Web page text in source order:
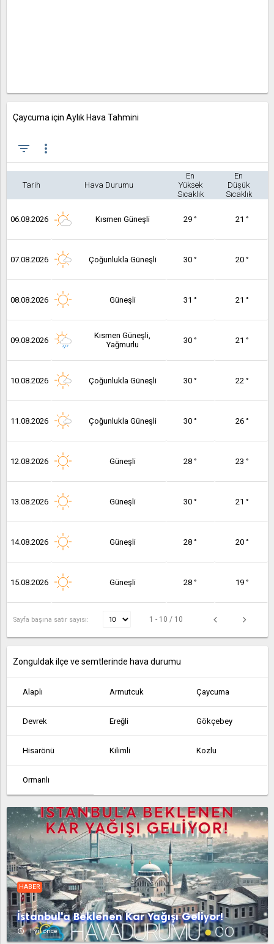
Çaycuma için Aylık Hava Tahmini
filter_list more_vert
Tarih Hava Durumu
En
Yüksek
Sıcaklık
En
Düşük
Sıcaklık
06.08.2026 Kısmen Güneşli 29 ° 21 °
07.08.2026 Çoğunlukla Güneşli 30 ° 20 °
08.08.2026 Güneşli 31 ° 21 °
09.08.2026
Kısmen Güneşli,
Yağmurlu
30 ° 21 °
10.08.2026 Çoğunlukla Güneşli 30 ° 22 °
11.08.2026 Çoğunlukla Güneşli 30 ° 26 °
12.08.2026 Güneşli 28 ° 23 °
13.08.2026 Güneşli 30 ° 21 °
14.08.2026 Güneşli 28 ° 20 °
15.08.2026 Güneşli 28 ° 19 °
Sayfa başına satır sayısı: 1 - 10 / 10
Zonguldak ilçe ve semtlerinde hava durumu
Alaplı Armutcuk Çaycuma
Devrek Ereğli Gökçebey
Hisarönü Kilimli Kozlu
Ormanlı
HABER
İstanbul'a Beklenen Kar Yağışı Geliyor!
access_time 1 yıl önce